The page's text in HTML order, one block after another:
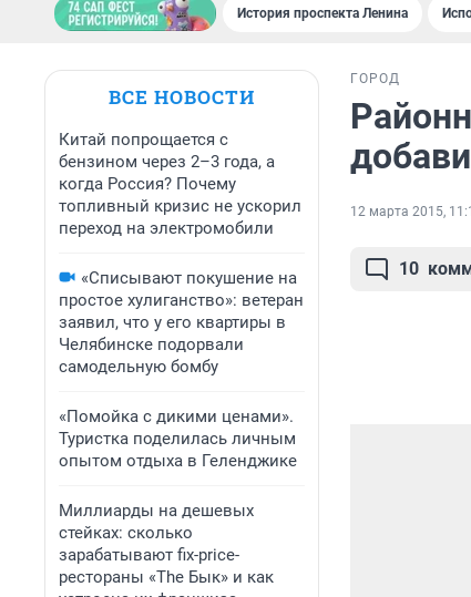
История проспекта Ленина
ВСЕ НОВОСТИ
Китай попрощается с
бензином через 2–3 года, а
когда Россия? Почему
топливный кризис не ускорил
переход на электромобили
«Списывают покушение на
простое хулиганство»: ветеран
заявил, что у его квартиры в
Челябинске подорвали
самодельную бомбу
«Помойка с дикими ценами».
Туристка поделилась личным
опытом отдыха в Геленджике
Миллиарды на дешевых
стейках: сколько
зарабатывают fix-price-
рестораны «The Бык» и как
ГОРОД
12 марта 2015,
10